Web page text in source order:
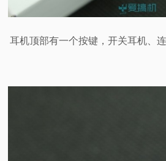
耳机顶部有一个按键，开关耳机、